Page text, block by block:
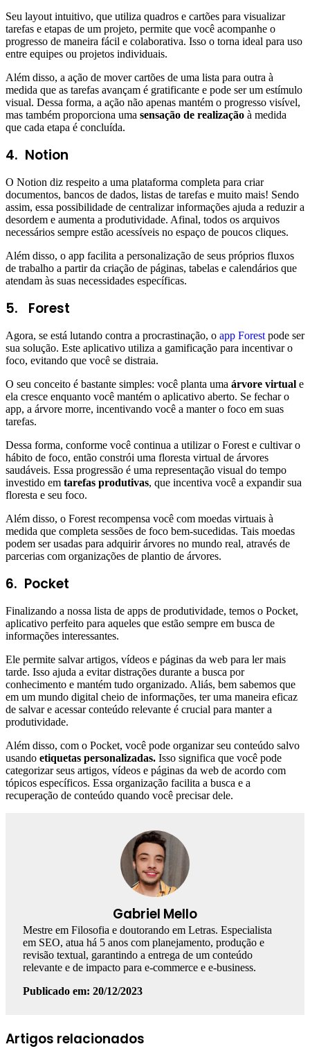
Seu layout intuitivo, que utiliza quadros e cartões para visualizar
tarefas e etapas de um projeto, permite que você acompanhe o
progresso de maneira fácil e colaborativa. Isso o torna ideal para uso
entre equipes ou projetos individuais.
Além disso, a ação de mover cartões de uma lista para outra à
medida que as tarefas avançam é gratificante e pode ser um estímulo
visual. Dessa forma, a ação não apenas mantém o progresso visível,
mas também proporciona uma sensação de realização à medida
que cada etapa é concluída.
4. Notion
O Notion diz respeito a uma plataforma completa para criar
documentos, bancos de dados, listas de tarefas e muito mais! Sendo
assim, essa possibilidade de centralizar informações ajuda a reduzir a
desordem e aumenta a produtividade. Afinal, todos os arquivos
necessários sempre estão acessíveis no espaço de poucos cliques.
Além disso, o app facilita a personalização de seus próprios fluxos
de trabalho a partir da criação de páginas, tabelas e calendários que
atendam às suas necessidades específicas.
5. Forest
Agora, se está lutando contra a procrastinação, o app Forest pode ser
sua solução. Este aplicativo utiliza a gamificação para incentivar o
foco, evitando que você se distraia.
O seu conceito é bastante simples: você planta uma árvore virtual e
ela cresce enquanto você mantém o aplicativo aberto. Se fechar o
app, a árvore morre, incentivando você a manter o foco em suas
tarefas.
Dessa forma, conforme você continua a utilizar o Forest e cultivar o
hábito de foco, então constrói uma floresta virtual de árvores
saudáveis. Essa progressão é uma representação visual do tempo
investido em tarefas produtivas, que incentiva você a expandir sua
floresta e seu foco.
Além disso, o Forest recompensa você com moedas virtuais à
medida que completa sessões de foco bem-sucedidas. Tais moedas
podem ser usadas para adquirir árvores no mundo real, através de
parcerias com organizações de plantio de árvores.
6. Pocket
Finalizando a nossa lista de apps de produtividade, temos o Pocket,
aplicativo perfeito para aqueles que estão sempre em busca de
informações interessantes.
Ele permite salvar artigos, vídeos e páginas da web para ler mais
tarde. Isso ajuda a evitar distrações durante a busca por
conhecimento e mantém tudo organizado. Aliás, bem sabemos que
em um mundo digital cheio de informações, ter uma maneira eficaz
de salvar e acessar conteúdo relevante é crucial para manter a
produtividade.
Além disso, com o Pocket, você pode organizar seu conteúdo salvo
usando etiquetas personalizadas. Isso significa que você pode
categorizar seus artigos, vídeos e páginas da web de acordo com
tópicos específicos. Essa organização facilita a busca e a
recuperação de conteúdo quando você precisar dele.
Gabriel Mello
Mestre em Filosofia e doutorando em Letras. Especialista
em SEO, atua há 5 anos com planejamento, produção e
revisão textual, garantindo a entrega de um conteúdo
relevante e de impacto para e-commerce e e-business.
Publicado em: 20/12/2023
Facebook
Linkedin
WhatsApp
Telegram
Artigos relacionados